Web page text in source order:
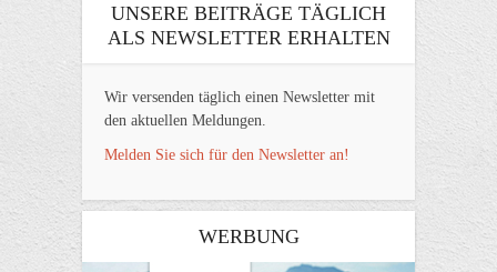
UNSERE BEITRÄGE TÄGLICH
ALS NEWSLETTER ERHALTEN
Wir versenden täglich einen Newsletter mit
den aktuellen Meldungen.
Melden Sie sich für den Newsletter an!
WERBUNG